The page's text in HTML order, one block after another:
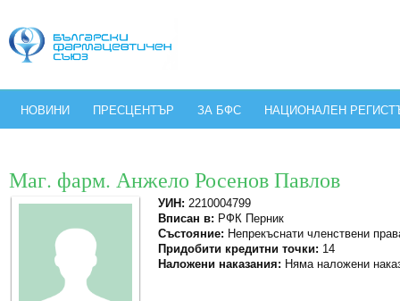
НОВИНИ ПРЕСЦЕНТЪР ЗА БФС НАЦИОНАЛЕН
Маг. фарм. Анжело Росенов Павлов
УИН: 2210004799
Вписан в: РФК Перник
Състояние: Непрекъснати членствени
Придобити кредитни точки: 14
Наложени наказания: Няма наложени